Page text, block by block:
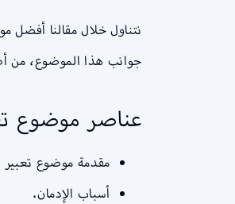
نتناول خلال مقالنا
جوانب هذا الموضوع، من
عناصر موضوع
مقدمة موضوع تعبير
أسباب الإدمان.